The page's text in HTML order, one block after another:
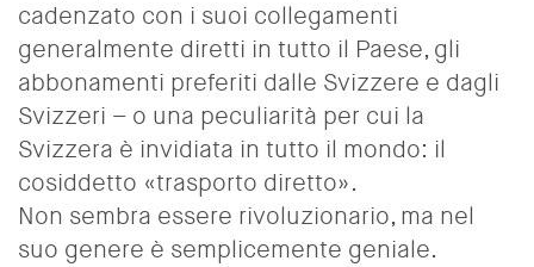
cadenzato con i suoi collegamenti
generalmente diretti in tutto il Paese, gli
abbonamenti preferiti dalle Svizzere e dagli
Svizzeri – o una peculiarità per cui la
Svizzera è invidiata in tutto il mondo: il
cosiddetto «trasporto diretto».
Non sembra essere rivoluzionario, ma nel
suo genere è semplicemente geniale.